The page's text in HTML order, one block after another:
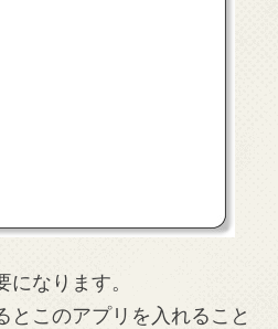
なります。
とこのアプリを入れること